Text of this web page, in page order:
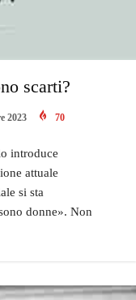
scarti?
2023 70
introduce
attuale
si sta
donne». Non